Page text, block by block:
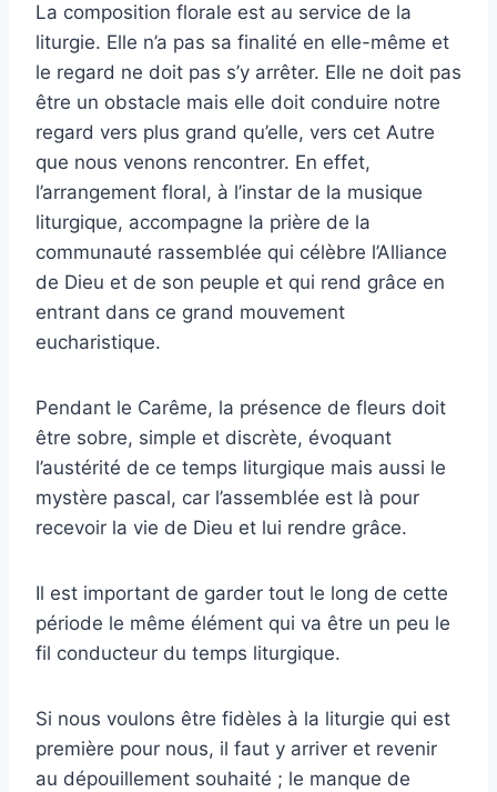
La composition florale est au service de la
liturgie. Elle n’a pas sa finalité en elle-même et
le regard ne doit pas s’y arrêter. Elle ne doit pas
être un obstacle mais elle doit conduire notre
regard vers plus grand qu’elle, vers cet Autre
que nous venons rencontrer. En effet,
l’arrangement floral, à l’instar de la musique
liturgique, accompagne la prière de la
communauté rassemblée qui célèbre l’Alliance
de Dieu et de son peuple et qui rend grâce en
entrant dans ce grand mouvement
eucharistique.
Pendant le Carême, la présence de fleurs doit
être sobre, simple et discrète, évoquant
l’austérité de ce temps liturgique mais aussi le
mystère pascal, car l’assemblée est là pour
recevoir la vie de Dieu et lui rendre grâce.
Il est important de garder tout le long de cette
période le même élément qui va être un peu le
fil conducteur du temps liturgique.
Si nous voulons être fidèles à la liturgie qui est
première pour nous, il faut y arriver et revenir
au dépouillement souhaité ; le manque de